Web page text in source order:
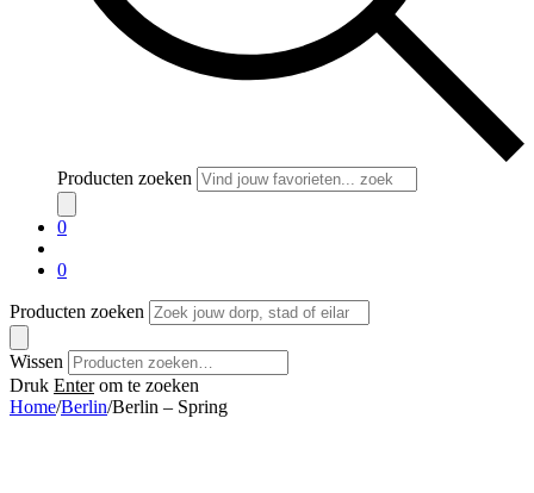
Producten zoeken
0
0
Producten zoeken
Wissen
Druk Enterom te zoeken
Home/Berlin/Berlin – Spring